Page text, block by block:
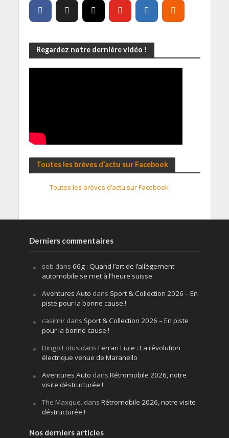
Regardez notre dernière vidéo !
Toutes les brèves d’actu sur Facebook
Toutes les brèves d’actu sur Facebook
Derniers commentaires
seb dans 66g : Quand l’art de l’allègement
automobile se met à l’heure suisse
Aventures Auto dans Sport & Collection 2026 – En
piste pour la bonne cause !
casimirdans Sport & Collection 2026 – En piste
pour la bonne cause !
Dingo Lotus dans Ferrari Luce : La révolution
électrique venue de Maranello
Aventures Auto dans Rétromobile 2026, notre
visite déstructurée !
The Maxque. dans Rétromobile 2026, notre visite
déstructurée !
Nos derniers articles